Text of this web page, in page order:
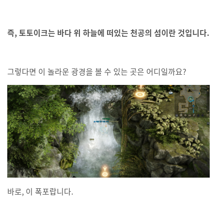
즉, 토토이크는 바다 위 하늘에 떠있는 천공의 섬이란 것입니다.
그렇다면 이 놀라운 광경을 볼 수 있는 곳은 어디일까요?
바로, 이 폭포랍니다.